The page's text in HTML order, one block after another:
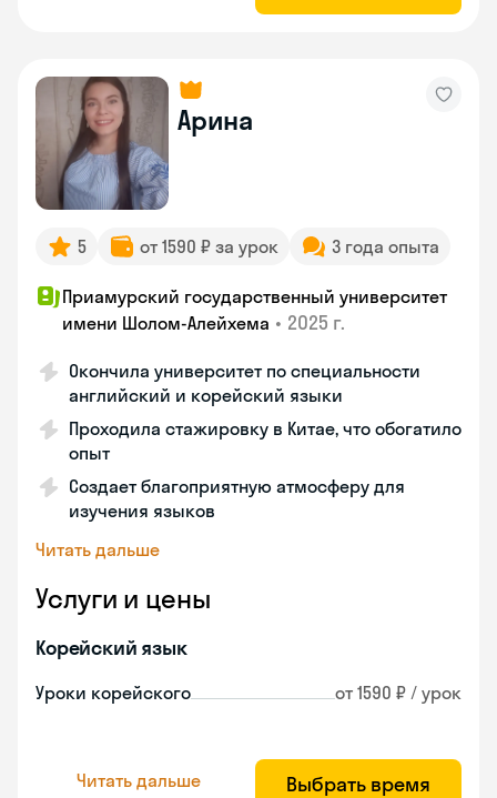
Арина
5 от 1590 ₽ за урок 3 года опыта
Приамурский государственный университет
имени Шолом-Алейхема • 2025 г.
Окончила университет по специальности
английский и корейский языки
Проходила стажировку в Китае, что обогатило
опыт
Создает благоприятную атмосферу для
изучения языков
Читать дальше
Услуги и цены
Корейский язык
Уроки корейского от 1590 ₽ / урок
Читать дальше Выбрать время